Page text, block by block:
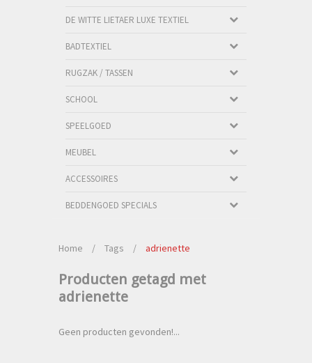
DE WITTE LIETAER LUXE TEXTIEL
BADTEXTIEL
RUGZAK / TASSEN
SCHOOL
SPEELGOED
MEUBEL
ACCESSOIRES
BEDDENGOED SPECIALS
Home / Tags / adrienette
Producten getagd met
adrienette
Geen producten gevonden!...